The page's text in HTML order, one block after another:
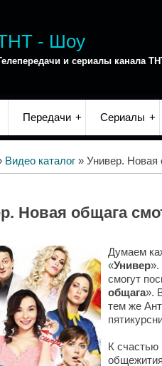
- Шоу
и сериалы канала
Передачи Сериалы
Видео каталог » Универ. Новая
Новая общага
Думаем
«Универ».
смогут
общага».
тем же
К счастью